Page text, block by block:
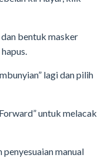
dan bentuk masker
lagi dan pilih
untuk melacak
manual